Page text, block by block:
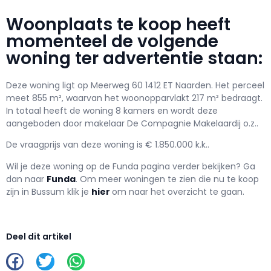
Woonplaats te koop heeft
momenteel de volgende
woning ter advertentie staan:
Deze woning ligt op Meerweg 60 1412 ET Naarden. Het perceel
meet 855 m², waarvan het woonopparvlakt 217 m² bedraagt.
In totaal heeft de woning 8 kamers en wordt deze
aangeboden door makelaar De Compagnie Makelaardij o.z..
De vraagprijs van deze woning is € 1.850.000 k.k..
Wil je deze woning op de Funda pagina verder bekijken? Ga
dan naar Funda. Om meer woningen te zien die nu te koop
zijn in Bussum klik je hier om naar het overzicht te gaan.
Deel dit artikel